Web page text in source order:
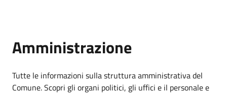
Amministrazione
Tutte le informazioni sulla struttura amministrativa del
Comune. Scopri gli organi politici, gli uffici e il personale e